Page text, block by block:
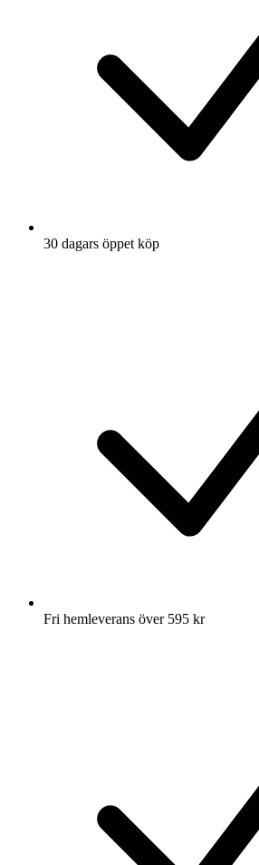
30 dagars öppet köp
Fri hemleverans över 595 kr